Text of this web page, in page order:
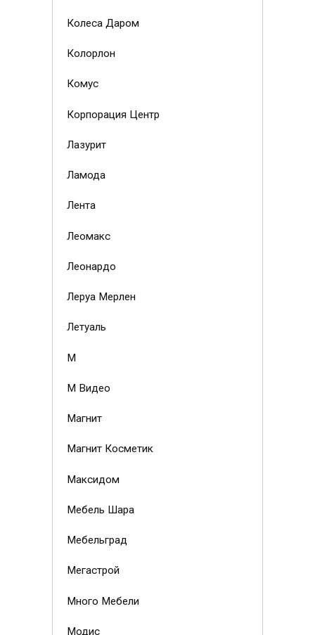
Колеса Даром
Колорлон
Комус
Корпорация Центр
Лазурит
Ламода
Лента
Леомакс
Леонардо
Леруа Мерлен
Летуаль
М
М Видео
Магнит
Магнит Косметик
Максидом
Мебель Шара
Мебельград
Мегастрой
Много Мебели
Модис